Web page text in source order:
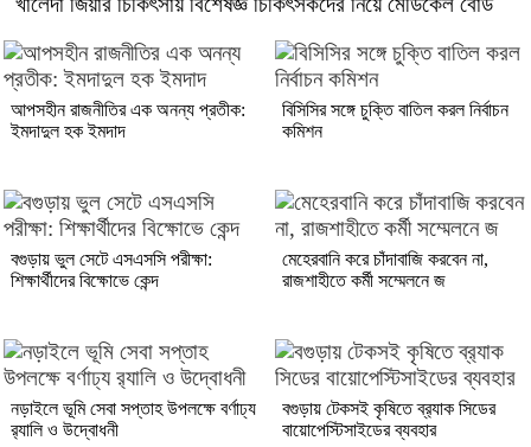
আপসহীন রাজনীতির এক অনন্য প্রতীক:
ইমদাদুল হক ইমদাদ
বিসিসির সঙ্গে চুক্তি বাতিল করল নির্বাচন
কমিশন
বগুড়ায় ভুল সেটে এসএসসি পরীক্ষা:
শিক্ষার্থীদের বিক্ষোভে কেন্দ
মেহেরবানি করে চাঁদাবাজি করবেন না,
রাজশাহীতে কর্মী সম্মেলনে জ
নড়াইলে ভূমি সেবা সপ্তাহ উপলক্ষে বর্ণাঢ্য
র‌্যালি ও উদ্বোধনী
বগুড়ায় টেকসই কৃষিতে ব্র‍্যাক সিডের
বায়োপেস্টিসাইডের ব্যবহার